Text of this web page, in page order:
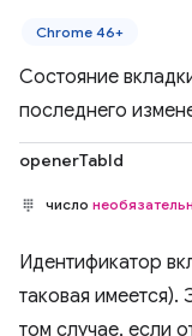
Chrome 46+
Состояние
последнего
openerTabId
число
Идентификатор
таковая имеется).
том случае, если